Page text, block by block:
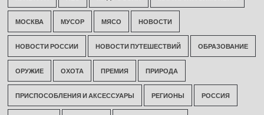
МОСКВА МУСОР МЯСО НОВОСТИ
НОВОСТИ РОССИИ НОВОСТИ ПУТЕШЕСТВИЙ ОБРАЗОВАНИЕ
ОРУЖИЕ ОХОТА ПРЕМИЯ ПРИРОДА
ПРИСПОСОБЛЕНИЯ И АКСЕССУАРЫ РЕГИОНЫ РОССИЯ